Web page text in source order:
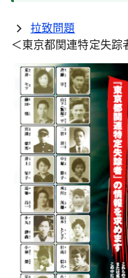
拉致問題
＜東京都関連特定失踪